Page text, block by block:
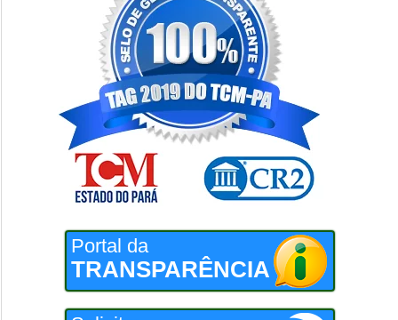
Portal da
TRANSPARÊNCIA